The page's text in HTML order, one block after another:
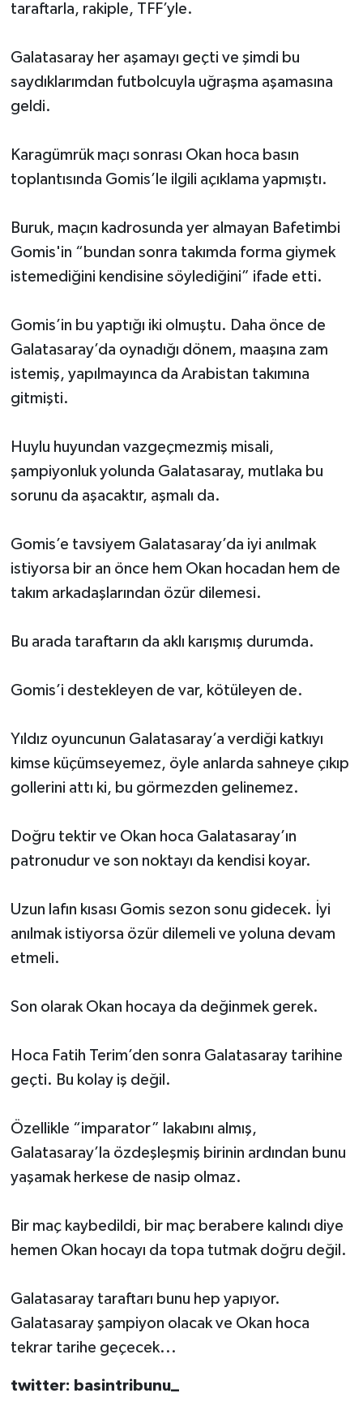
taraftarla, rakiple, TFF’yle.
Galatasaray her aşamayı geçti ve şimdi bu
saydıklarımdan futbolcuyla uğraşma aşamasına
geldi.
Karagümrük maçı sonrası Okan hoca basın
toplantısında Gomis’le ilgili açıklama yapmıştı.
Buruk, maçın kadrosunda yer almayan Bafetimbi
Gomis'in “bundan sonra takımda forma giymek
istemediğini kendisine söylediğini” ifade etti.
Gomis’in bu yaptığı iki olmuştu. Daha önce de
Galatasaray’da oynadığı dönem, maaşına zam
istemiş, yapılmayınca da Arabistan takımına
gitmişti.
Huylu huyundan vazgeçmezmiş misali,
şampiyonluk yolunda Galatasaray, mutlaka bu
sorunu da aşacaktır, aşmalı da.
Gomis’e tavsiyem Galatasaray’da iyi anılmak
istiyorsa bir an önce hem Okan hocadan hem de
takım arkadaşlarından özür dilemesi.
Bu arada taraftarın da aklı karışmış durumda.
Gomis’i destekleyen de var, kötüleyen de.
Yıldız oyuncunun Galatasaray’a verdiği katkıyı
kimse küçümseyemez, öyle anlarda sahneye çıkıp
gollerini attı ki, bu görmezden gelinemez.
Doğru tektir ve Okan hoca Galatasaray’ın
patronudur ve son noktayı da kendisi koyar.
Uzun lafın kısası Gomis sezon sonu gidecek. İyi
anılmak istiyorsa özür dilemeli ve yoluna devam
etmeli.
Son olarak Okan hocaya da değinmek gerek.
Hoca Fatih Terim’den sonra Galatasaray tarihine
geçti. Bu kolay iş değil.
Özellikle “imparator” lakabını almış,
Galatasaray’la özdeşleşmiş birinin ardından bunu
yaşamak herkese de nasip olmaz.
Bir maç kaybedildi, bir maç berabere kalındı diye
hemen Okan hocayı da topa tutmak doğru değil.
Galatasaray taraftarı bunu hep yapıyor.
Galatasaray şampiyon olacak ve Okan hoca
tekrar tarihe geçecek...
twitter: basintribunu_